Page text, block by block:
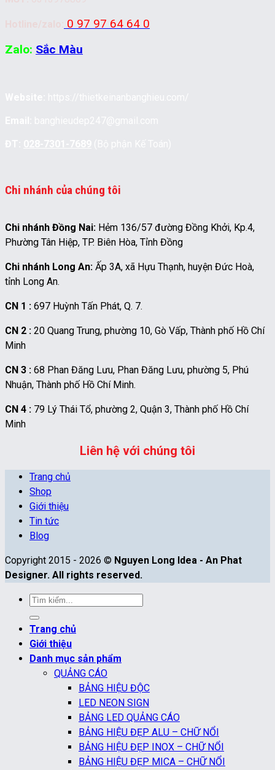
0 97 97 64 64 0
Zalo: Sắc Màu
Chi nhánh của chúng tôi
Chi nhánh Đồng Nai: Hẻm 136/57 đường Đồng Khởi, Kp.4,
Phường Tân Hiệp, TP. Biên Hòa, Tỉnh Đồng
Chi nhánh Long An: Ấp 3A, xã Hựu Thạnh, huyện Đức Hoà,
tỉnh Long An.
CN 1 : 697 Huỳnh Tấn Phát, Q. 7.
CN 2 : 20 Quang Trung, phường 10, Gò Vấp, Thành phố Hồ Chí
Minh
CN 3 : 68 Phan Đăng Lưu, Phan Đăng Lưu, phường 5, Phú
Nhuận, Thành phố Hồ Chí Minh.
CN 4 : 79 Lý Thái Tổ, phường 2, Quận 3, Thành phố Hồ Chí
Minh
Liên hệ với chúng tôi
Trang chủ
Shop
Giới thiệu
Tin tức
Blog
Copyright 2015 - 2026 © Nguyen Long Idea - An Phat
Designer. All rights reserved.
Tìm
kiếm:
Trang chủ
Giới thiệu
Danh mục sản phẩm
QUẢNG CÁO
BẢNG HIỆU ĐỘC
LED NEON SIGN
BẢNG LED QUẢNG CÁO
BẢNG HIỆU ĐẸP ALU – CHỮ NỔI
BẢNG HIỆU ĐẸP INOX – CHỮ NỔI
BẢNG HIỆU ĐẸP MICA – CHỮ NỔI